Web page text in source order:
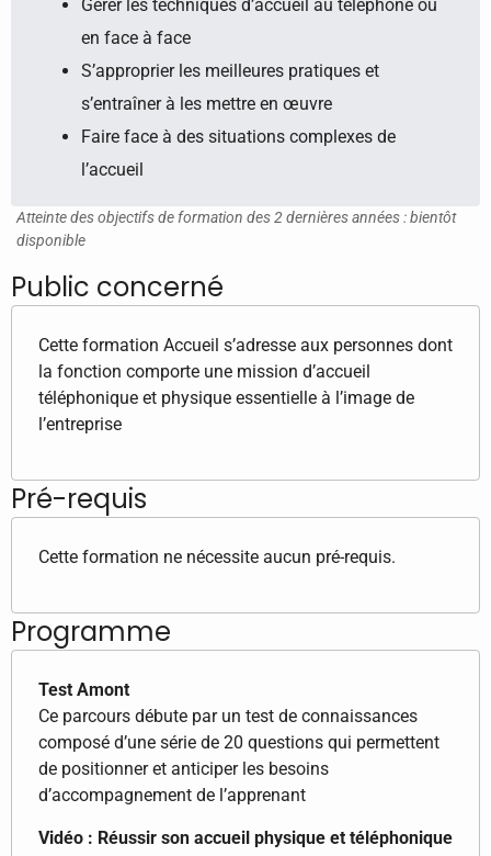
Gérer les techniques d’accueil au téléphone ou
en face à face
S’approprier les meilleures pratiques et
s’entraîner à les mettre en œuvre
Faire face à des situations complexes de
l’accueil
Atteinte des objectifs de formation des 2 dernières années : bientôt
disponible
Public concerné
Cette formation Accueil s’adresse aux personnes dont
la fonction comporte une mission d’accueil
téléphonique et physique essentielle à l’image de
l’entreprise
Pré-requis
Cette formation ne nécessite aucun pré-requis.
Programme
Test Amont
Ce parcours débute par un test de connaissances
composé d’une série de 20 questions qui permettent
de positionner et anticiper les besoins
d’accompagnement de l’apprenant
Vidéo : Réussir son accueil physique et téléphonique